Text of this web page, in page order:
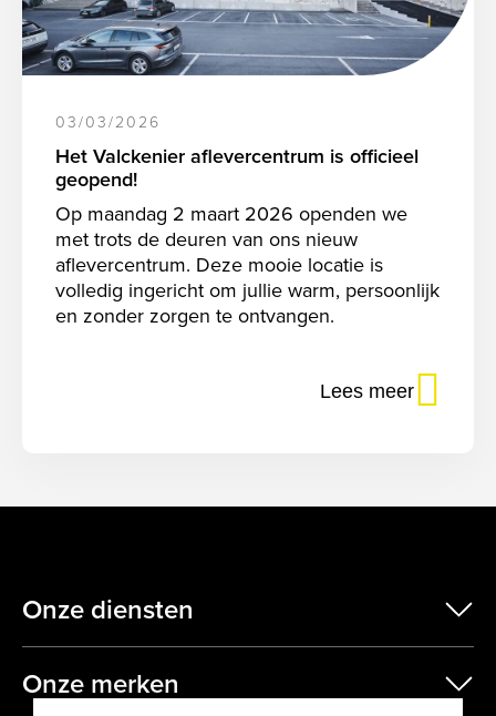
03/03/2026
Het Valckenier aflevercentrum is officieel
geopend!
Op maandag 2 maart 2026 openden we
met trots de deuren van ons nieuw
aflevercentrum. Deze mooie locatie is
volledig ingericht om jullie warm, persoonlijk
en zonder zorgen te ontvangen.
Lees meer
Onze diensten
Onze merken